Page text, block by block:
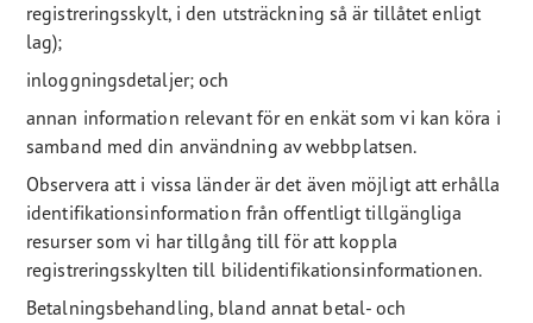
registreringsskylt, i den utsträckning så är tillåtet enligt
lag);
inloggningsdetaljer; och
annan information relevant för en enkät som vi kan köra i
samband med din användning av webbplatsen.
Observera att i vissa länder är det även möjligt att erhålla
identifikationsinformation från offentligt tillgängliga
resurser som vi har tillgång till för att koppla
registreringsskylten till bilidentifikationsinformationen.
Betalningsbehandling, bland annat betal- och